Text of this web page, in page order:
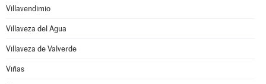
Villavendimio
Villaveza del Agua
Villaveza de Valverde
Viñas